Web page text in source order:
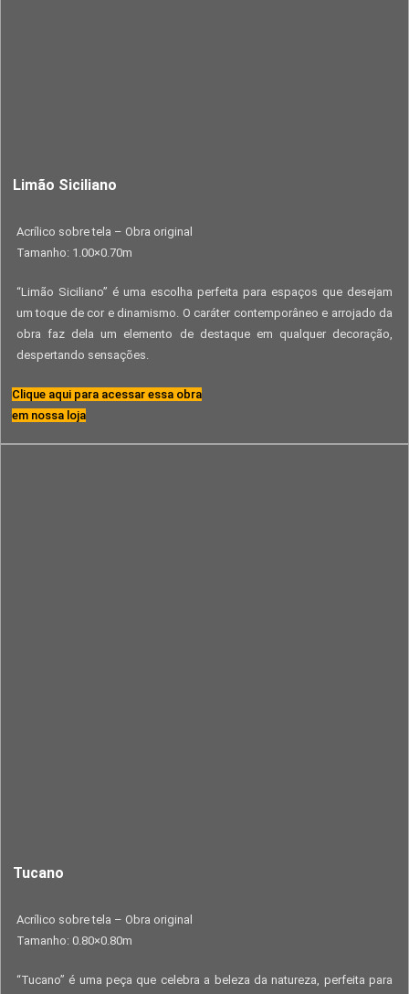
Limão Siciliano
Acrílico sobre tela – Obra original
Tamanho: 1.00×0.70m
“Limão Siciliano” é uma escolha perfeita para espaços que desejam
um toque de cor e dinamismo. O caráter contemporâneo e arrojado da
obra faz dela um elemento de destaque em qualquer decoração,
despertando sensações.
Clique aqui para acessar essa obra
em nossa loja
Tucano
Acrílico sobre tela – Obra original
Tamanho: 0.80×0.80m
“Tucano” é uma peça que celebra a beleza da natureza, perfeita para